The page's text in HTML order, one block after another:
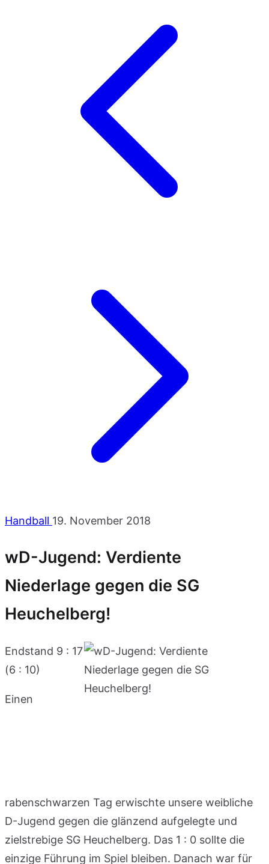
Handball 19. November 2018
wD-Jugend: Verdiente
Niederlage gegen die SG
Heuchelberg!
Endstand 9 : 17
(6 : 10)
Einen
rabenschwarzen Tag erwischte unsere weibliche
D-Jugend gegen die glänzend aufgelegte und
zielstrebige SG Heuchelberg. Das 1 : 0 sollte die
einzige Führung im Spiel bleiben. Danach war für